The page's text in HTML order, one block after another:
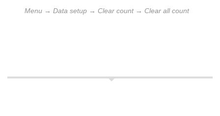
Menu → Data setup → Clear count → Clear all count